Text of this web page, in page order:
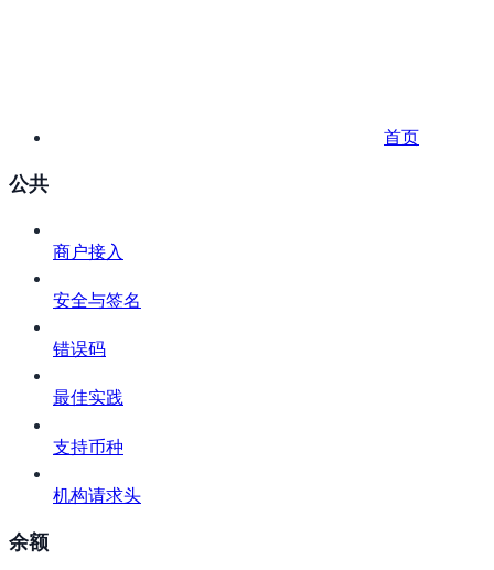
首页
公共
商户接入
安全与签名
错误码
最佳实践
支持币种
机构请求头
余额